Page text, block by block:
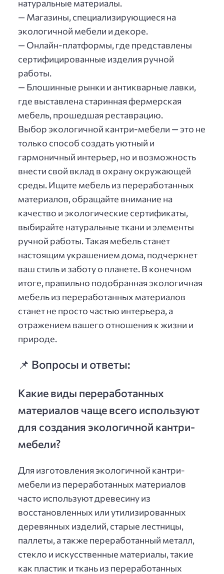
натуральные материалы.
— Магазины, специализирующиеся на
экологичной мебели и декоре.
— Онлайн-платформы, где представлены
сертифицированные изделия ручной
работы.
— Блошинные рынки и антикварные лавки,
где выставлена старинная фермерская
мебель, прошедшая реставрацию.
Выбор экологичной кантри-мебели — это не
только способ создать уютный и
гармоничный интерьер, но и возможность
внести свой вклад в охрану окружающей
среды. Ищите мебель из переработанных
материалов, обращайте внимание на
качество и экологические сертификаты,
выбирайте натуральные ткани и элементы
ручной работы. Такая мебель станет
настоящим украшением дома, подчеркнет
ваш стиль и заботу о планете. В конечном
итоге, правильно подобранная экологичная
мебель из переработанных материалов
станет не просто частью интерьера, а
отражением вашего отношения к жизни и
природе.
📌 Вопросы и ответы:
Какие виды переработанных
материалов чаще всего используют
для создания экологичной кантри-
мебели?
Для изготовления экологичной кантри-
мебели из переработанных материалов
часто используют древесину из
восстановленных или утилизированных
деревянных изделий, старые лестницы,
паллеты, а также переработанный металл,
стекло и искусственные материалы, такие
как пластик и ткань из переработанных